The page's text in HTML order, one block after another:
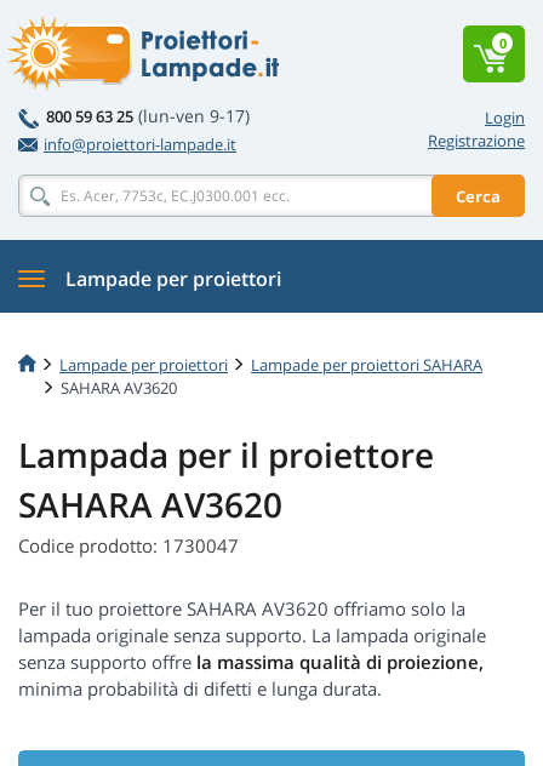
Login
Registrazione
800 59 63 25 (lun-ven 9-17)
info@proiettori-lampade.it
Cerca
0
Lampade per proiettori
Lampade per proiettori
Lampade per proiettori SAHARA
SAHARA AV3620
Lampada per il proiettore
SAHARA AV3620
Codice prodotto: 1730047
Per il tuo proiettore SAHARA AV3620 offriamo solo la
lampada originale senza supporto. La lampada originale
senza supporto offre la massima qualità di proiezione,
minima probabilità di difetti e lunga durata.